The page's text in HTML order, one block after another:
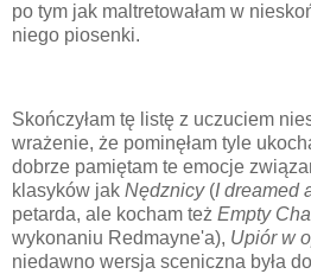
po tym jak maltretowałam w
niego piosenki.
Skończyłam tę listę z uczuciem
wrażenie, że pominęłam tyle
dobrze pamiętam te emocje
klasyków jak Nędznicy(I dreamed
petarda, ale kocham też Empty
wykonaniu Redmayne'a), Upiór w
niedawno wersja sceniczna była